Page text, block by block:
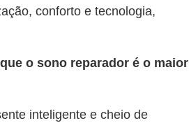
conforto e tecnologia,
o sono reparador é o maior
inteligente e cheio de